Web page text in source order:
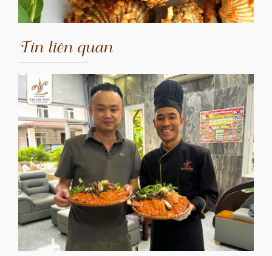
Tin liên quan